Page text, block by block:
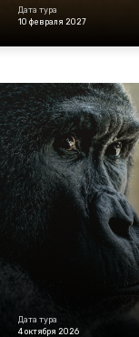
Дата тура
10 февраля 2027
Дата тура
4 октября 2026